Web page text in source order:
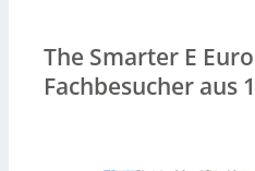
Kraftwerkenüberintelligente
bis zu Speicher- und digitalen
Begleitend fanden
mit über 3.000 Teilnehmenden
Erneuerbare Energien können
The Smarter E
Fachbesucher aus